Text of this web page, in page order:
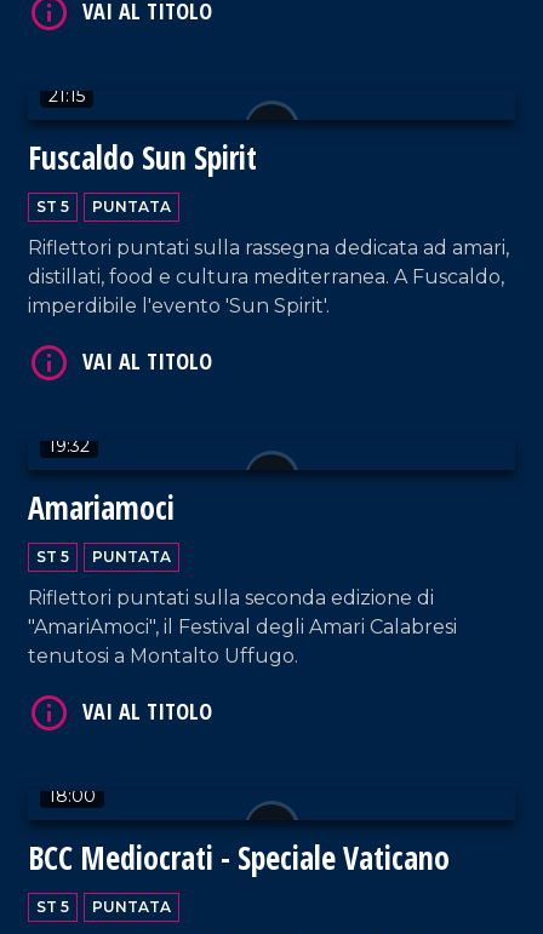
messo al centro il tema della biodiversità, ridefinita
21:15
Fuscaldo Sun Spirit
ST 5 PUNTATA
Riflettori puntati sulla rassegna dedicata ad amari,
distillati, food e cultura mediterranea. A Fuscaldo,
imperdibile l'evento 'Sun Spirit'.
19:32
Amariamoci
ST 5 PUNTATA
Riflettori puntati sulla seconda edizione di
"AmariAmoci", il Festival degli Amari Calabresi
tenutosi a Montalto Uffugo.
VAI AL TITOLO
18:00
BCC Mediocrati - Speciale Vaticano
ST 5 PUNTATA
VAI AL TITOLO
VAI AL TITOLO
VAI AL TITOLO